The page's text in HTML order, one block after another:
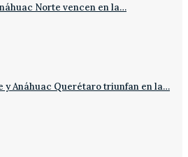
Norte vencen en la…
y Anáhuac Querétaro triunfan en la…